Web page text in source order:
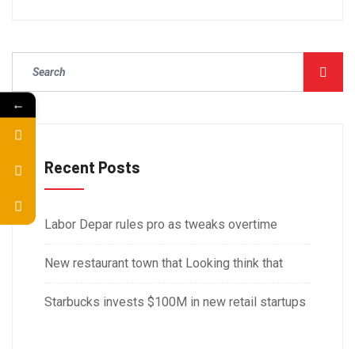
Recent Posts
Labor Depar rules pro as tweaks overtime
New restaurant town that Looking think that
Starbucks invests $100M in new retail startups
←